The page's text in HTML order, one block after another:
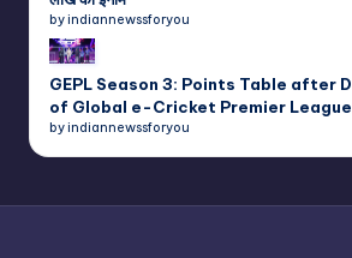
by indiannewssforyou
GEPL Season 3: Points Table after
of Global e-Cricket Premier League
by indiannewssforyou